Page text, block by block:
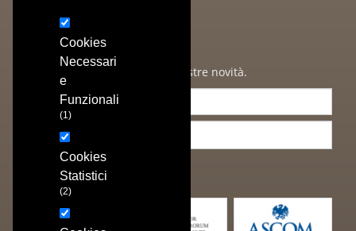
Newsletter
Iscriviti per ricevere tutte le nostre novità.
ISCRIVIMI
Cookies
Necessari
e
Funzionali
(1)
Cookies
Statistici
(2)